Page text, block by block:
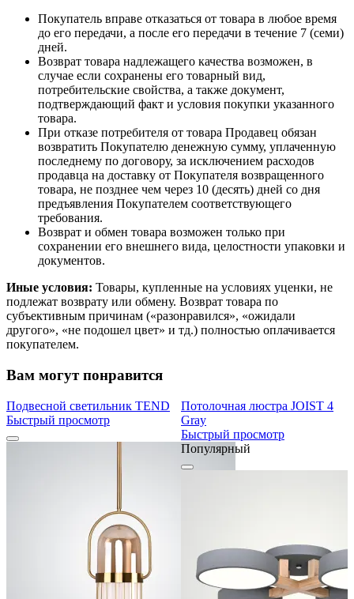
Покупатель вправе отказаться от товара в любое время
до его передачи, а после его передачи в течение 7 (семи)
дней.
Возврат товара надлежащего качества возможен, в
случае если сохранены его товарный вид,
потребительские свойства, а также документ,
подтверждающий факт и условия покупки указанного
товара.
При отказе потребителя от товара Продавец обязан
возвратить Покупателю денежную сумму, уплаченную
последнему по договору, за исключением расходов
продавца на доставку от Покупателя возвращенного
товара, не позднее чем через 10 (десять) дней со дня
предъявления Покупателем соответствующего
требования.
Возврат и обмен товара возможен только при
сохранении его внешнего вида, целостности упаковки и
документов.
Иные условия: Товары, купленные на условиях уценки, не
подлежат возврату или обмену. Возврат товара по
субъективным причинам («разонравился», «ожидали
другого», «не подошел цвет» и тд.) полностью оплачивается
покупателем.
Вам могут понравится
Подвесной светильник TEND
Быстрый просмотр
Потолочная люстра JOIST 4
Gray
Быстрый просмотр
Популярный